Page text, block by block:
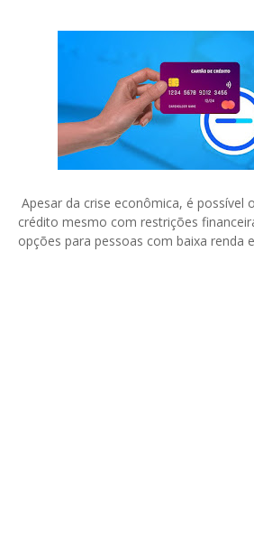
Apesar da crise econômica, é possível
crédito mesmo com restrições
opções para pessoas com baixa renda